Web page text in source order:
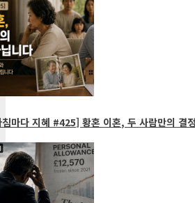
마다 지혜 #425] 황혼 이혼, 두 사람만의 결정